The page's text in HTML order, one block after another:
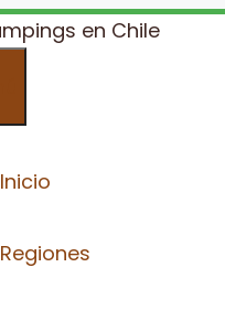
Inicio
Regiones